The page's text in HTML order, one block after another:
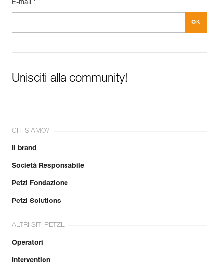
E-mail *
Unisciti alla community!
CHI SIAMO?
Il brand
Società Responsabile
Petzl Fondazione
Petzl Solutions
ALTRI SITI PETZL
Operatori
Intervention